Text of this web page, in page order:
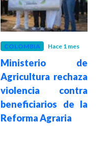
COLOMBIA Hace 1 mes
Ministerio de
Agricultura rechaza
violencia contra
beneficiarios de la
Reforma Agraria